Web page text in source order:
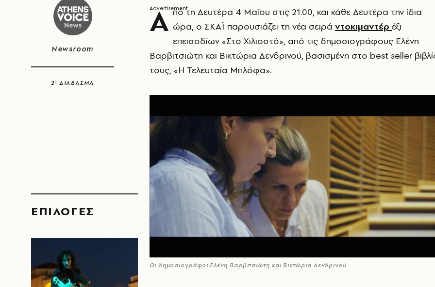
Newsroom
2’ ΔΙΑΒΑΣΜΑ
EΠΙΛΟΓΈΣ
Α πό τη Δευτέρα 4 Μαΐου στις 21.00, και κάθε Δευτέρα την ίδια
ώρα, ο ΣΚΑΪ παρουσιάζει τη νέα σειρά ντοκιμαντέρ έξι
επεισοδίων «Στο Χιλιοστό», από τις δημοσιογράφους Ελένη
Βαρβιτσιώτη και Βικτώρια Δενδρινού, βασισμένη στο best seller
τους, «Η Τελευταία Μπλόφα».
Οι δημοσιογράφοι Ελένη Βαρβιτσιώτη και Βικτώρια Δενδρινού